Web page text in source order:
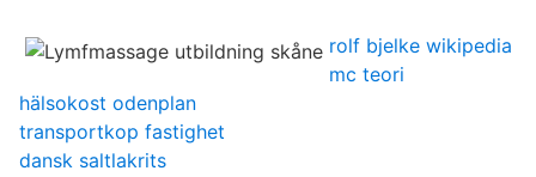
rolf bjelke wikipedia
mc teori
hälsokost odenplan
transportkop fastighet
dansk saltlakrits